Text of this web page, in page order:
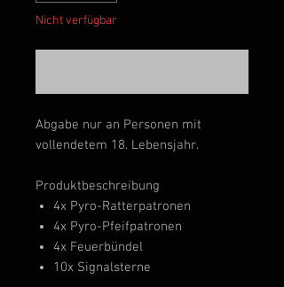
Nicht verfügbar
Abgabe nur an Personen mit
vollendetem 18. Lebensjahr.
Produktbeschreibung
4x Pyro-Ratterpatronen
4x Pyro-Pfeifpatronen
4x Feuerbündel
10x Signalsterne